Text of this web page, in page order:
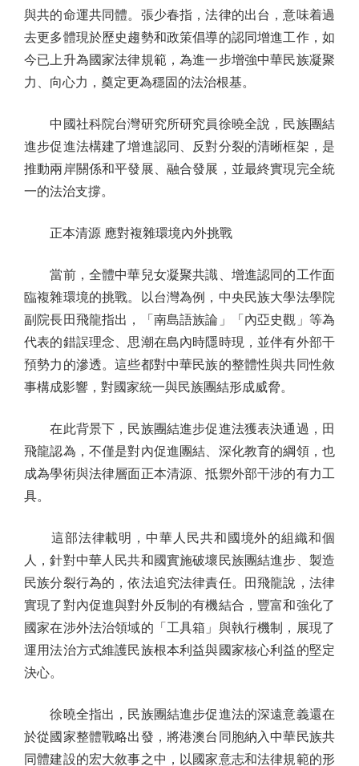
與共的命運共同體。張少春指，法律的出台，意味着過
去更多體現於歷史趨勢和政策倡導的認同增進工作，如
今已上升為國家法律規範，為進一步增強中華民族凝聚
力、向心力，奠定更為穩固的法治根基。
中國社科院台灣研究所研究員徐曉全說，民族團結
進步促進法構建了增進認同、反對分裂的清晰框架，是
推動兩岸關係和平發展、融合發展，並最終實現完全統
一的法治支撐。
正本清源 應對複雜環境內外挑戰
當前，全體中華兒女凝聚共識、增進認同的工作面
臨複雜環境的挑戰。以台灣為例，中央民族大學法學院
副院長田飛龍指出，「南島語族論」「內亞史觀」等為
代表的錯誤理念、思潮在島內時隱時現，並伴有外部干
預勢力的滲透。這些都對中華民族的整體性與共同性敘
事構成影響，對國家統一與民族團結形成威脅。
在此背景下，民族團結進步促進法獲表決通過，田
飛龍認為，不僅是對內促進團結、深化教育的綱領，也
成為學術與法律層面正本清源、抵禦外部干涉的有力工
具。
這部法律載明，中華人民共和國境外的組織和個
人，針對中華人民共和國實施破壞民族團結進步、製造
民族分裂行為的，依法追究法律責任。田飛龍說，法律
實現了對內促進與對外反制的有機結合，豐富和強化了
國家在涉外法治領域的「工具箱」與執行機制，展現了
運用法治方式維護民族根本利益與國家核心利益的堅定
決心。
徐曉全指出，民族團結進步促進法的深遠意義還在
於從國家整體戰略出發，將港澳台同胞納入中華民族共
同體建設的宏大敘事之中，以國家意志和法律規範的形